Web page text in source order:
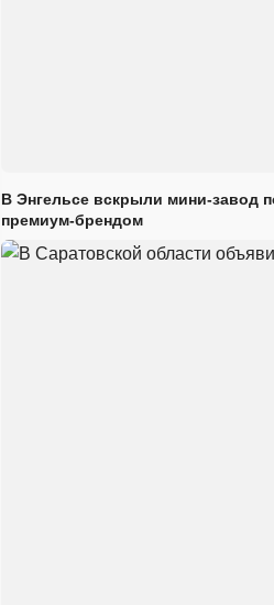
В Энгельсе вскрыли мини-завод
премиум-брендом